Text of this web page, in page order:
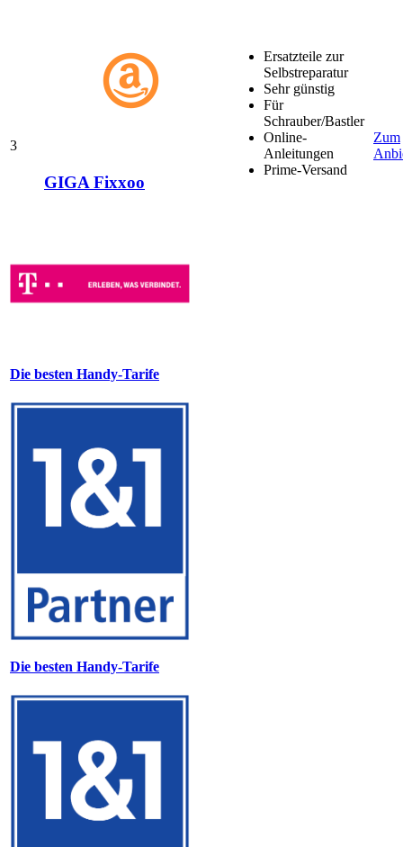
3
GIGA Fixxoo
Ersatzteile zur
Selbstreparatur
Sehr günstig
Für
Schrauber/Bastler
Online-
Anleitungen
Prime-Versand
Zum
Die besten Handy-Tarife
Die besten Handy-Tarife